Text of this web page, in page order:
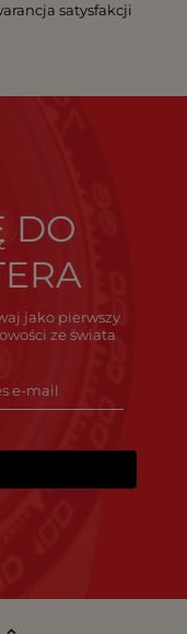
satysfakcji
DO
jako pierwszy
ze świata